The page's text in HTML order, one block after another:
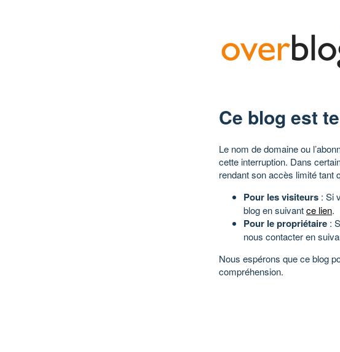
Ce blog est
Le nom de domaine ou
cette interruption. Dans
rendant son accès limité tant
Pour les visiteurs : Si
blog en suivantce lien.
Pour le propriétaire :
nous contacter en
Nous espérons que ce blog
compréhension.